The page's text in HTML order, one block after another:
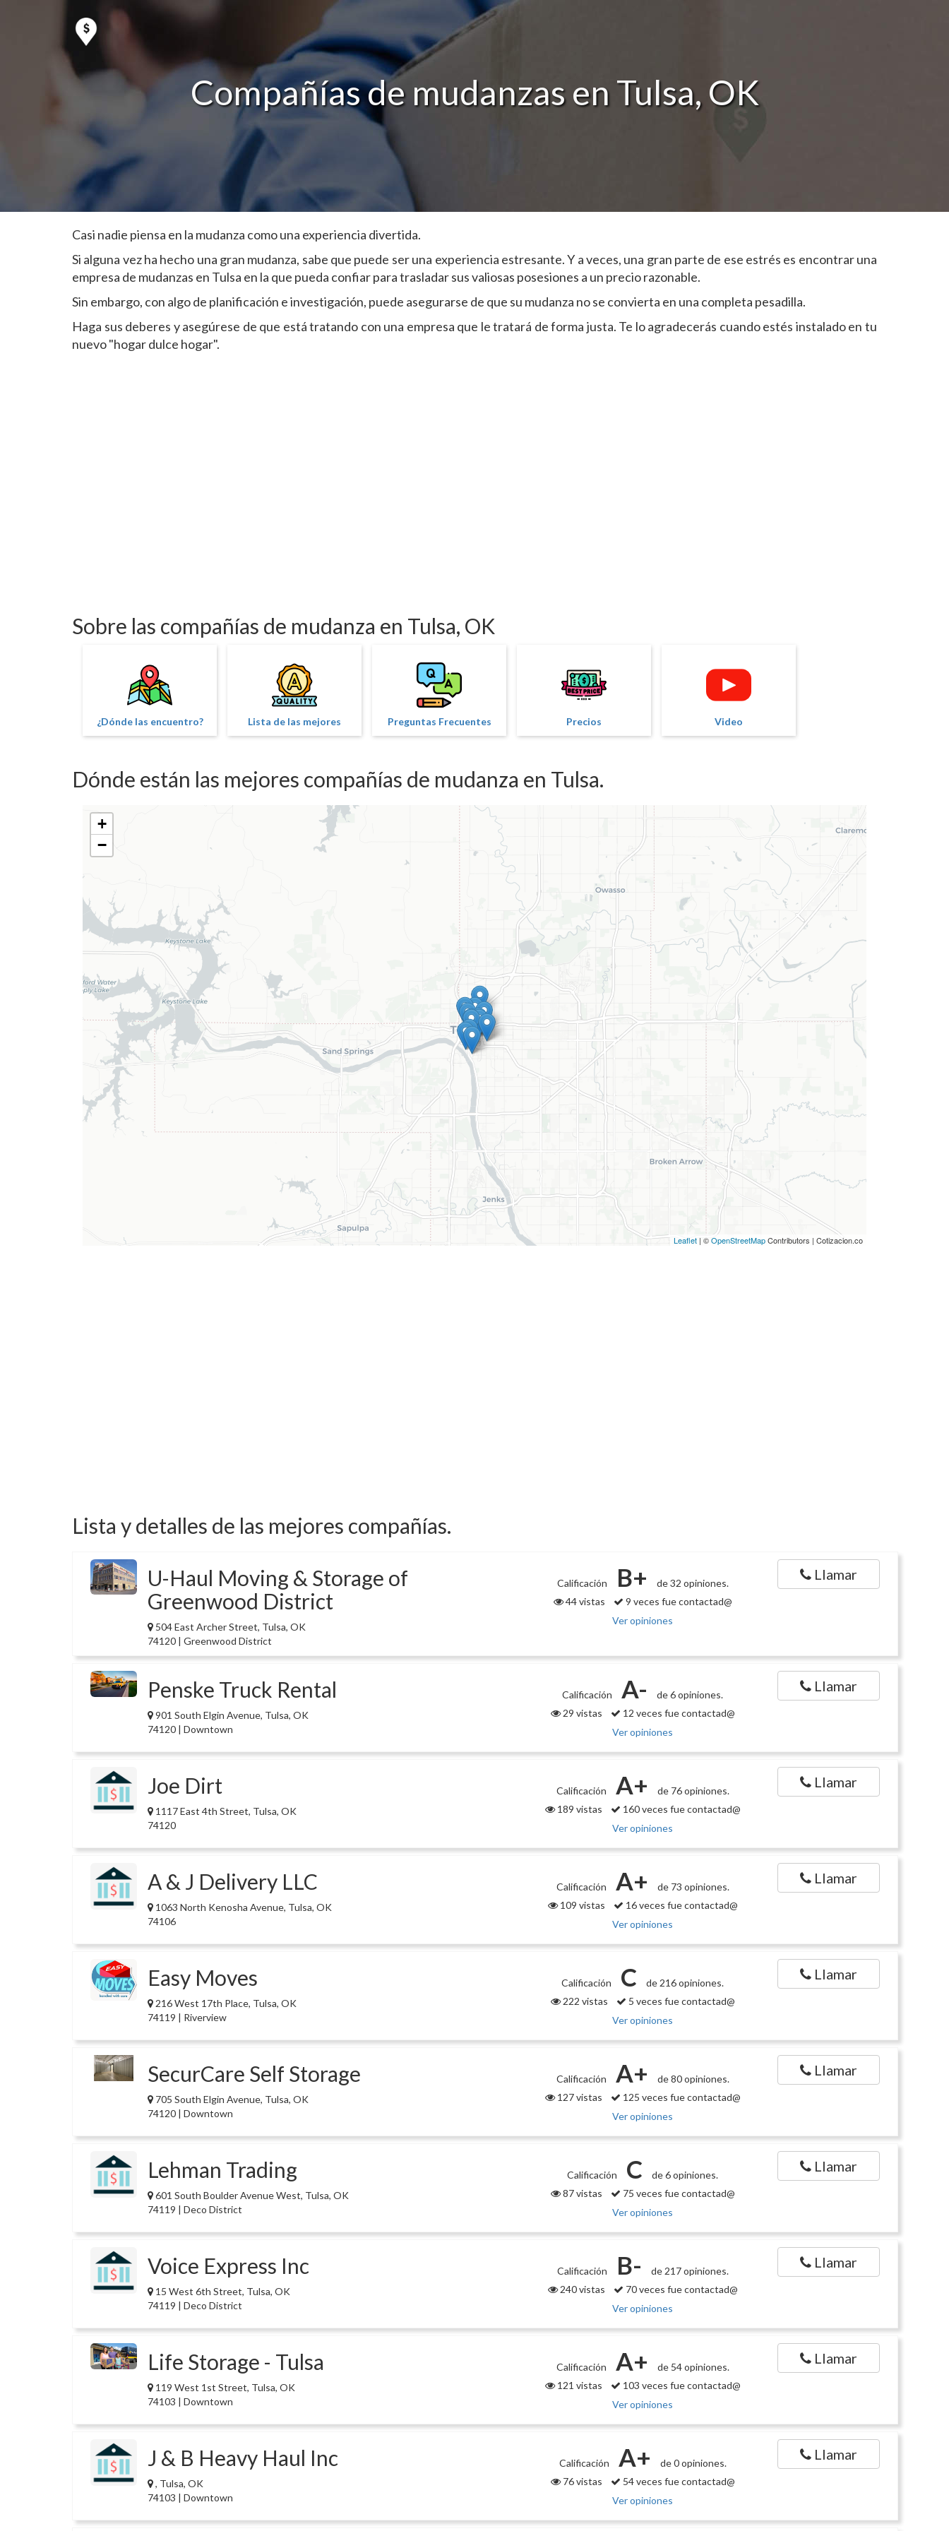
Compañías de mudanzas en Tulsa, OK
Casi nadie piensa en la mudanza como una experiencia divertida.
Si alguna vez ha hecho una gran mudanza, sabe que puede ser una experiencia estresante. Y a veces, una gran parte de ese estrés es encontrar una
empresa de mudanzas en Tulsa en la que pueda confiar para trasladar sus valiosas posesiones a un precio razonable.
Sin embargo, con algo de planificación e investigación, puede asegurarse de que su mudanza no se convierta en una completa pesadilla.
Haga sus deberes y asegúrese de que está tratando con una empresa que le tratará de forma justa. Te lo agradecerás cuando estés instalado en tu
nuevo "hogar dulce hogar".
Sobre las compañías de mudanza en Tulsa, OK
¿Dónde las encuentro? Lista de las mejores Preguntas Frecuentes Precios Video
Dónde están las mejores compañías de mudanza en Tulsa.
+
−
Leaflet | ©OpenStreetMapContributors | Cotizacion.co
Lista y detalles de las mejores compañías.
U-Haul Moving & Storage of
Greenwood District
504 East Archer Street, Tulsa, OK
74120 | Greenwood District
Calificación B+
de 32 opiniones.
44 vistas
9 veces fue contactad@
Ver opiniones
Llamar
Penske Truck Rental
901 South Elgin Avenue, Tulsa, OK
74120 | Downtown
Calificación A-
de 6 opiniones.
29 vistas
12 veces fue contactad@
Ver opiniones
Llamar
Joe Dirt
1117 East 4th Street, Tulsa, OK
74120
Calificación A+
de 76 opiniones.
189 vistas
160 veces fue contactad@
Ver opiniones
Llamar
A & J Delivery LLC
1063 North Kenosha Avenue, Tulsa, OK
74106
Calificación A+
de 73 opiniones.
109 vistas
16 veces fue contactad@
Ver opiniones
Llamar
Easy Moves
216 West 17th Place, Tulsa, OK
74119 | Riverview
Calificación C
de 216 opiniones.
222 vistas
5 veces fue contactad@
Ver opiniones
Llamar
SecurCare Self Storage
705 South Elgin Avenue, Tulsa, OK
74120 | Downtown
Calificación A+
de 80 opiniones.
127 vistas
125 veces fue contactad@
Ver opiniones
Llamar
Lehman Trading
601 South Boulder Avenue West, Tulsa, OK
74119 | Deco District
Calificación C
de 6 opiniones.
87 vistas
75 veces fue contactad@
Ver opiniones
Llamar
Voice Express Inc
15 West 6th Street, Tulsa, OK
74119 | Deco District
Calificación B-
de 217 opiniones.
240 vistas
70 veces fue contactad@
Ver opiniones
Llamar
Life Storage - Tulsa
119 West 1st Street, Tulsa, OK
74103 | Downtown
Calificación A+
de 54 opiniones.
121 vistas
103 veces fue contactad@
Ver opiniones
Llamar
J & B Heavy Haul Inc
, Tulsa, OK
74103 | Downtown
Calificación A+
de 0 opiniones.
76 vistas
54 veces fue contactad@
Ver opiniones
Llamar